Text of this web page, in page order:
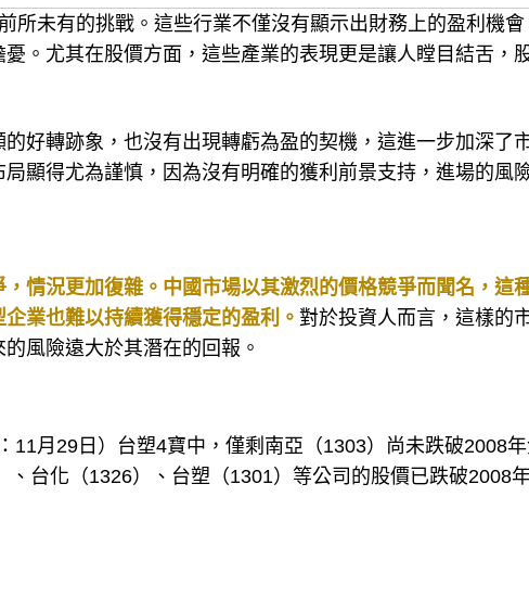
所未有的挑戰。這些行業不僅沒有顯示出財務上的盈利機會
。尤其在股價方面，這些產業的表現更是讓人瞠目結舌，
好轉跡象，也沒有出現轉虧為盈的契機，這進一步加深了
顯得尤為謹慎，因為沒有明確的獲利前景支持，進場的風
情況更加復雜。中國市場以其激烈的價格競爭而聞名，這
業也難以持續獲得穩定的盈利。 對於投資人而言，這樣的
風險遠大於其潛在的回報。
11月29日）台塑4寶中，僅剩南亞（1303）尚未跌破2008
台化（1326）、台塑（1301）等公司的股價已跌破2008